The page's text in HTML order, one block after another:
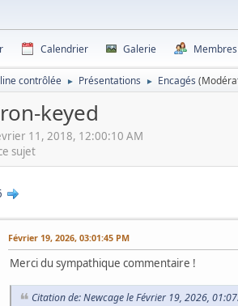
Calendrier Galerie Membres
contrôlée ► Présentations ► Encagés
keyed
11, 2018, 12:00:10 AM
sujet
Février 19, 2026, 03:01:45 PM
Merci du sympathique commentaire !
Citation de: Newcage le Février 19, 2026,